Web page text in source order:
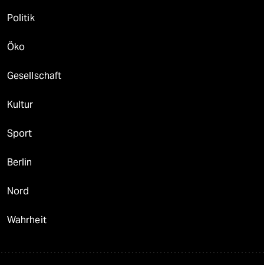
Politik
Öko
Gesellschaft
Kultur
Sport
Berlin
Nord
Wahrheit